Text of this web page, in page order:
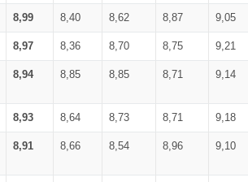
8,99 8,40 8,62 8,87 9,05
8,97 8,36 8,70 8,75 9,21
8,94 8,85 8,85 8,71 9,14
8,93 8,64 8,73 8,71 9,18
8,91 8,66 8,54 8,96 9,10